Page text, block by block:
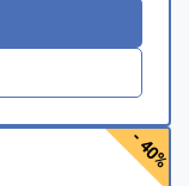
- 40%